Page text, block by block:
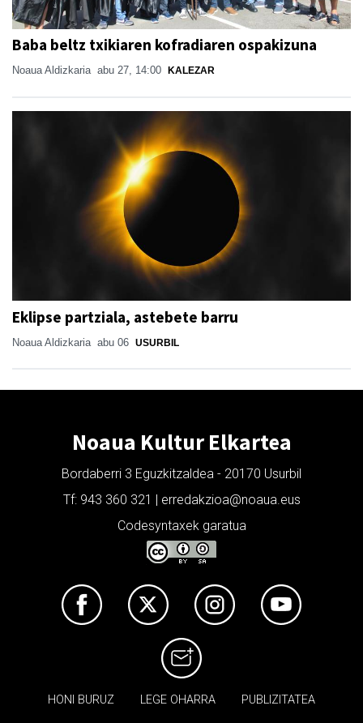
Baba beltz txikiaren kofradiaren ospakizuna
Noaua Aldizkaria abu 27, 14:00 KALEZAR
Eklipse partziala, astebete barru
Noaua Aldizkaria abu 06 USURBIL
Noaua Kultur Elkartea
Bordaberri 3 Eguzkitzaldea - 20170 Usurbil
Tf: 943 360 321 | erredakzioa@noaua.eus
Codesyntaxek garatua
HONI BURUZ LEGE OHARRA PUBLIZITATEA